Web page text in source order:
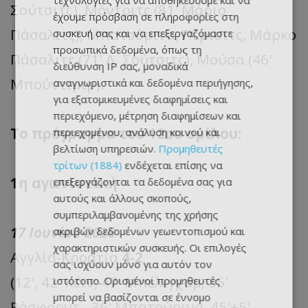
Σούτσιτς), Μόντριτς (81' Μάριο
Πάσαλιτς), Μπατούρινα, Πέρισιτς, Μάρκο
Πάσαλιτς (71' Λ. Σούτσιτς), Μούσα (46'
Μπούντιμιρ).
Το πρόγραμμα του 12ου ομίλου:
1η αγωνιστική
17 Ιουνίου 2026
Αγγλία-Κροατία4-2
(12', 42' Kέιν, 47' Μπέλιγχαμ, 85'
έχουμε πρόσβαση σε πληροφορίες στη
συσκευή σας και να επεξεργαζόμαστε
προσωπικά δεδομένα, όπως τη
διεύθυνση IP σας, μοναδικά
αναγνωριστικά και δεδομένα περιήγησης,
για εξατομικευμένες διαφημίσεις και
περιεχόμενο, μέτρηση διαφημίσεων και
περιεχομένου, ανάλυση κοινού και
βελτίωση υπηρεσιών. Προμηθευτές
τρίτων (1884) ενδέχεται επίσης να
επεξεργάζονται τα δεδομένα σας για
αυτούς και άλλους σκοπούς,
συμπεριλαμβανομένης της χρήσης
ακριβών δεδομένων γεωεντοπισμού και
χαρακτηριστικών συσκευής. Οι επιλογές
σας ισχύουν μόνο για αυτόν τον
ιστότοπο. Ορισμένοι προμηθευτές
μπορεί να βασίζονται σε έννομο